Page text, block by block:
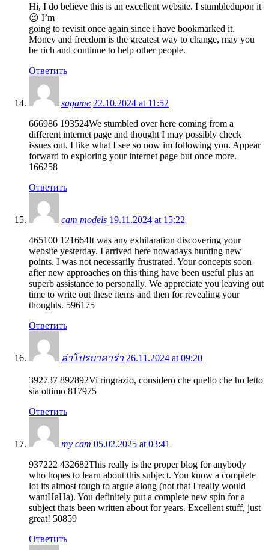
Hi, I do believe this is an excellent website. I stumbledupon it
😉 I’m
going to revisit once again since i have bookmarked it.
Money and freedom is the greatest way to change, may you
be rich and continue to help other people.
Ответить
sagame 22.10.2024 at 11:52
666986 193524We stumbled over here coming from a
different internet page and thought I may possibly check
issues out. I like what I see so now im following you. Appear
forward to exploring your internet page but once more.
166258
Ответить
cam models 19.11.2024 at 15:22
465100 121664It was any exhilaration discovering your
website yesterday. I arrived here nowadays hunting new
points. I was not necessarily frustrated. Your concepts soon
after new approaches on this thing have been useful plus an
superb assistance to personally. We appreciate you leaving out
time to write out these items and then for revealing your
thoughts. 596175
Ответить
ล่าโปรบาคาร่า 26.11.2024 at 09:20
392737 892892Vi ringrazio, considero che quello che ho letto
sia ottimo 817975
Ответить
my cam 05.02.2025 at 03:41
937222 432682This really is the proper blog for anybody
who hopes to learn about this subject. You know a complete
lot its almost tough to argue along (not that I really would
wantHaHa). You definitely put a complete new spin for a
subject thats been written about for years. Excellent stuff, just
great! 50859
Ответить